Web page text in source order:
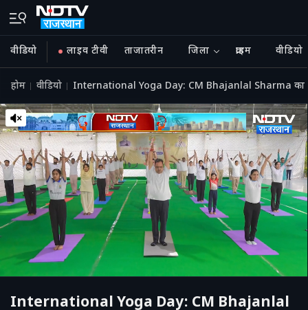
वीडियो लाइव टीवी ताजातरीन जिला क्राइम वीडियो
होम वीडियो International Yoga Day: CM Bhajanlal Sharma का
International Yoga Day: CM Bhajanlal